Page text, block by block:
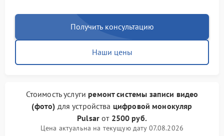
Получить консультацию
Наши цены
Стоимость услуги ремонт системы записи видео
(фото) для устройства цифровой монокуляр
Pulsarот 2500 руб.
Цена актуальна на текущую дату 07.08.2026